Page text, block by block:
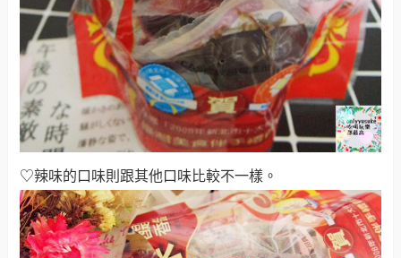
♡辣味的口味則跟其他口味比較不一樣 。